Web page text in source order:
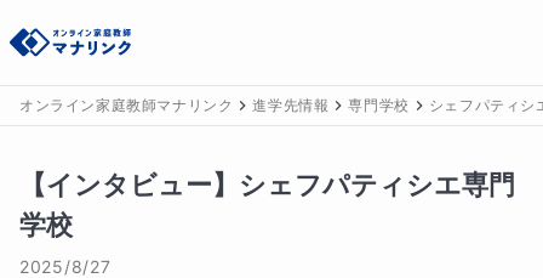
オンライン家庭教師マナリンク 進学先情報 専門学校 シェフパティシ
【インタビュー】シェフパティシエ専門
学校
2025/8/27